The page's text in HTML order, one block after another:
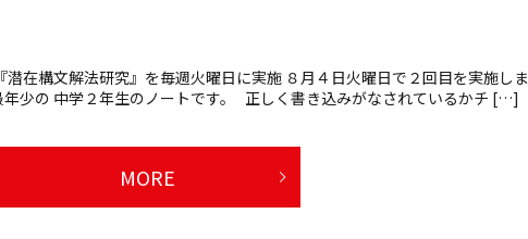
在構文解法研究』を毎週火曜日に実施 ８月４日火曜日で２回目を実施しま
年少の 中学２年生のノートです。 正しく書き込みがなされているかチ […]
MORE